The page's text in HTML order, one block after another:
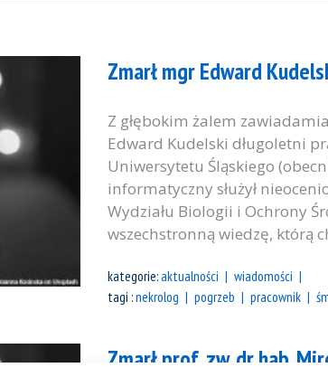
Zmarł mgr Edward
Z głębokim żalem
Edward Kudelski długoletni
Uniwersytetu Śląskiego
informatyczny służył
Wydziału Biologii i Ochrony
wszechstronną wiedzę, którą
kategorie:aktualności
wiadomości
tagi :nekrolog pogrzeb pracownik
Zmarł prof. zw. dr hab.